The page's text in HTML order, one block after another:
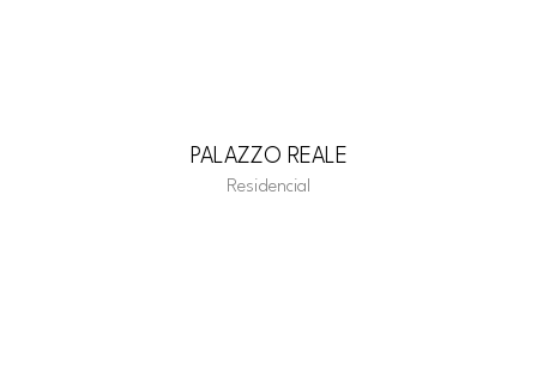
PALAZZO REALE
Residencial